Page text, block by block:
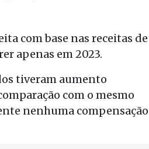
com base nas receitas de
apenas em 2023.
tiveram aumento
com o mesmo
nenhuma compensação